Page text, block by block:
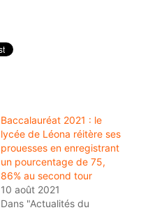
Baccalauréat 2021 : le
lycée de Léona réitère ses
prouesses en enregistrant
un pourcentage de 75,
86% au second tour
10 août 2021
Dans "Actualités du